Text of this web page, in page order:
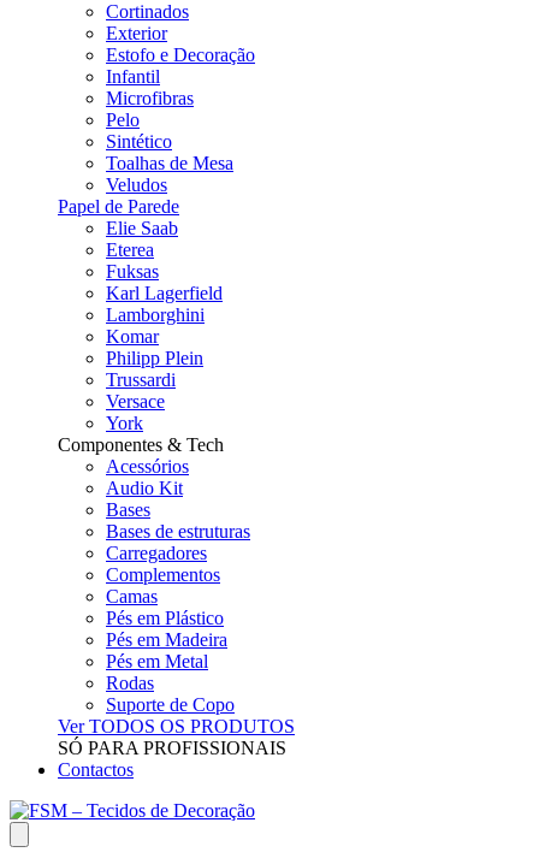
Cortinados
Exterior
Estofo e Decoração
Infantil
Microfibras
Pelo
Sintético
Toalhas de Mesa
Veludos
Papel de Parede
Elie Saab
Eterea
Fuksas
Karl Lagerfield
Lamborghini
Komar
Philipp Plein
Trussardi
Versace
York
Componentes & Tech
Acessórios
Audio Kit
Bases
Bases de estruturas
Carregadores
Complementos
Camas
Pés em Plástico
Pés em Madeira
Pés em Metal
Rodas
Suporte de Copo
Ver TODOS OS PRODUTOS
SÓ PARA PROFISSIONAIS
Contactos